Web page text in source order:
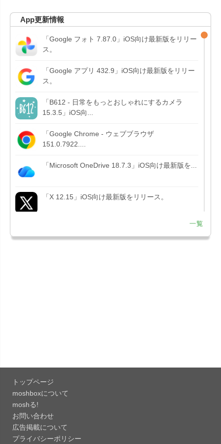
App更新情報
「Google フォト 7.87.0」iOS向け最新版をリリー
ス。
「Google アプリ 432.9」iOS向け最新版をリリー
ス。
「B612 - 日常をもっとおしゃれにするカメラ
15.3.5」iOS向...
「Google Chrome - ウェブブラウザ
151.0.7922....
「Microsoft OneDrive 18.7.3」iOS向け最新版を...
「X 12.15」iOS向け最新版をリリース。
Liguid G...
「Evernote 11.28.2」Mac向け最新版をリリー
ス。AIプロ...
「Minecraft: クラフト、建築、サバイバル
26.40」iOS向...
一覧
トップページ
moshboxについて
moshる!
お問い合わせ
広告掲載について
プライバシーポリシー